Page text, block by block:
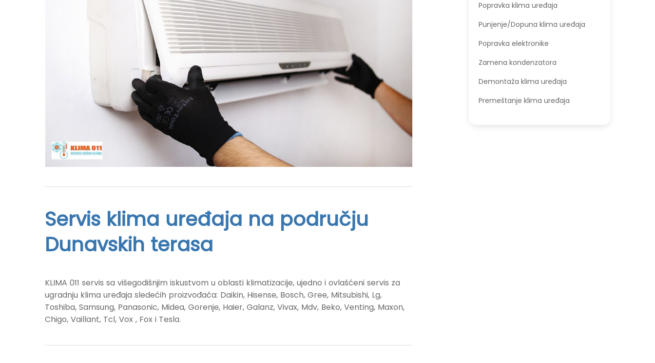
Servis klima uređaja na području
Dunavskih terasa
KLIMA 011 servis sa višegodišnjim iskustvom u oblasti klimatizacije, ujedno i ovlašćeni servis za
ugradnju klima uređaja sledećih proizvođača: Daikin, Hisense, Bosch, Gree, Mitsubishi, Lg,
Toshiba, Samsung, Panasonic, Midea, Gorenje, Haier, Galanz, Vivax, Mdv, Beko, Venting, Maxon,
Chigo, Vaillant, Tcl, Vox , Fox i Tesla.
Popravka klima uređaja
Punjenje/Dopuna klima uređaja
Popravka elektronike
Zamena kondenzatora
Demontaža klima uređaja
Premeštanje klima uređaja